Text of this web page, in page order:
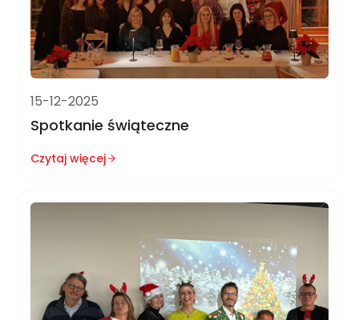
15-12-2025
Spotkanie świąteczne
Czytaj więcej